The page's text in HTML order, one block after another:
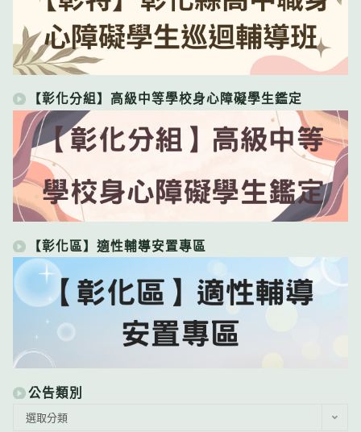
【彰化分組】高級中等學校身心障礙學生鑑定
【彰化區】適性輔導安置專區
公告類別
選取分類